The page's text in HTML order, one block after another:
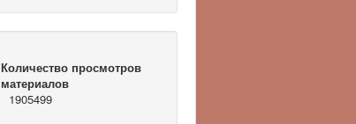
Количество просмотров
материалов
1905499